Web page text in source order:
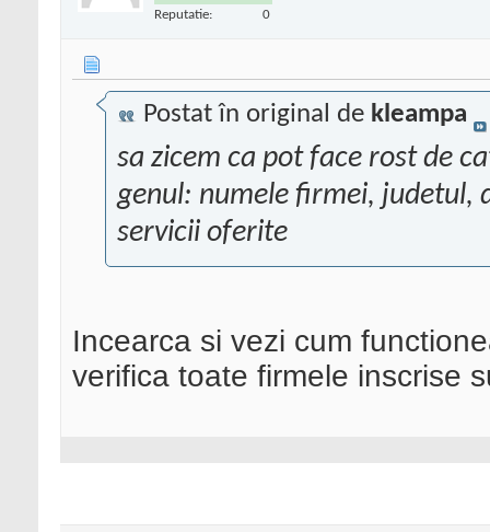
Reputatie: 0
Postat în original de kleampa
sa zicem ca pot face rost de
genul: numele firmei, judetul,
servicii oferite
Incearca si vezi cum
verifica toate firmele inscrise